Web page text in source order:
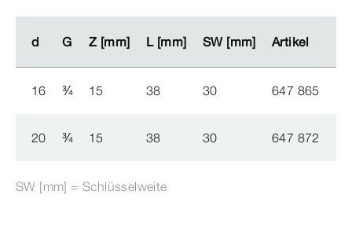
d G Z [mm] L [mm] SW [mm] Artikel
d G Z [mm] L [mm] SW [mm] Artikel
16 ¾ 15 38 30 647 865
20 ¾ 15 38 30 647 872
SW [mm] = Schlüsselweite